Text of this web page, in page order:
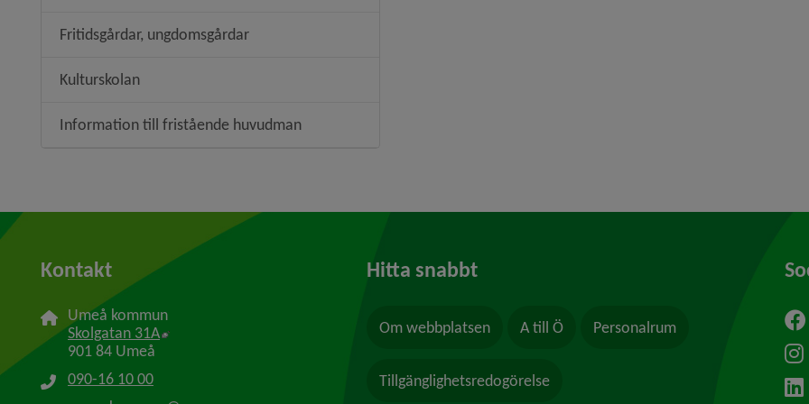
Fritidsgårdar, ungdomsgårdar
Kulturskolan
Information till fristående huvudman
Kontakt
Umeå kommun
Skolgatan 31A Länk till annan webbplats, öppnas i nytt fönster.
901 84 Umeå
090-16 10 00
Hitta snabbt
Om webbplatsen A till Ö Personalrum
Tillgänglighetsredogörelse